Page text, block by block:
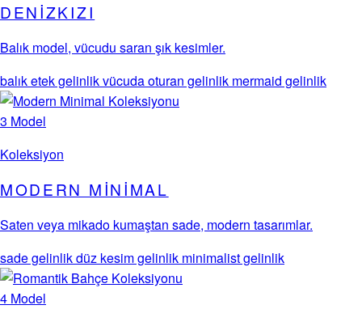
DENIZKIZI
Balık model, vücudu saran şık kesimler.
balık etek gelinlikvücuda oturan gelinlik mermaid gelinlik
3 Model
Koleksiyon
MODERN MINIMAL
Saten veya mikado kumaştan sade, modern tasarımlar.
sade gelinlikdüz kesim gelinlik minimalist gelinlik
4 Model